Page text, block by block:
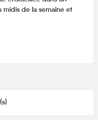
de la semaine et